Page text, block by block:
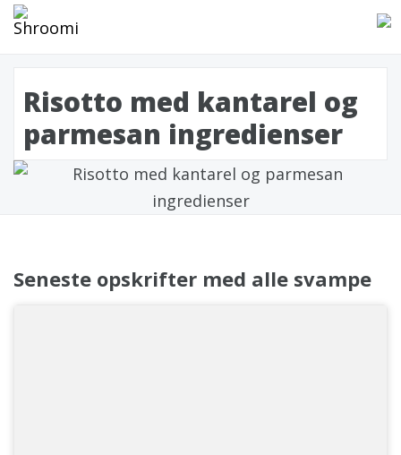
Risotto med kantarel og
parmesan ingredienser
Seneste opskrifter med alle svampe